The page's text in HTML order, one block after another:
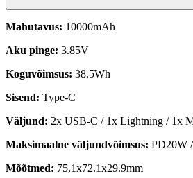
Mahutavus: 10000mAh
Aku pinge: 3.85V
Koguvõimsus: 38.5Wh
Sisend: Type-C
Väljund: 2x USB-C / 1x Lightning / 1x
Maksimaalne väljundvõimsus: PD20W
Mõõtmed: 75,1x72.1x29.9mm